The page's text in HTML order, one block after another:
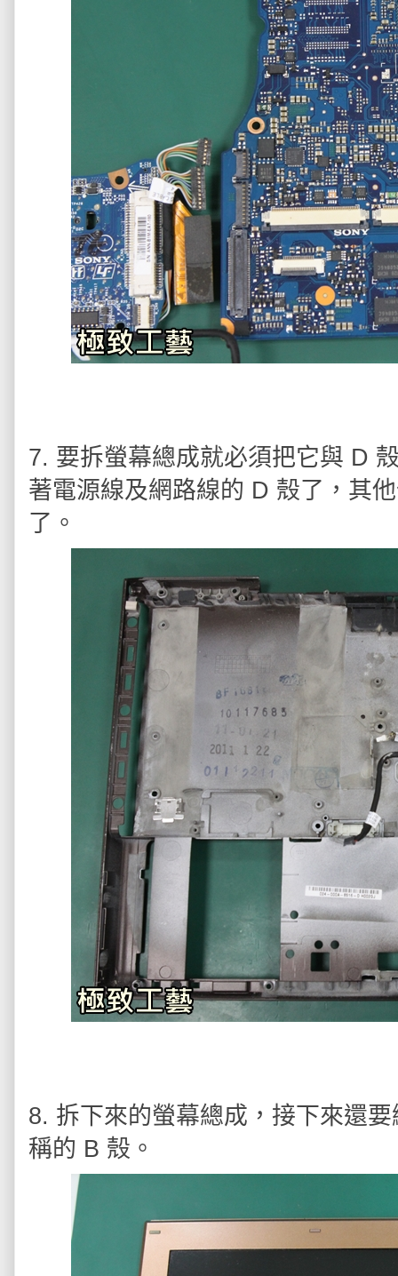
7. 要拆螢幕總成就必須把它與 D
著電源線及網路線的 D 殼了，其
了。
8. 拆下來的螢幕總成，接下來還
稱的 B 殼。